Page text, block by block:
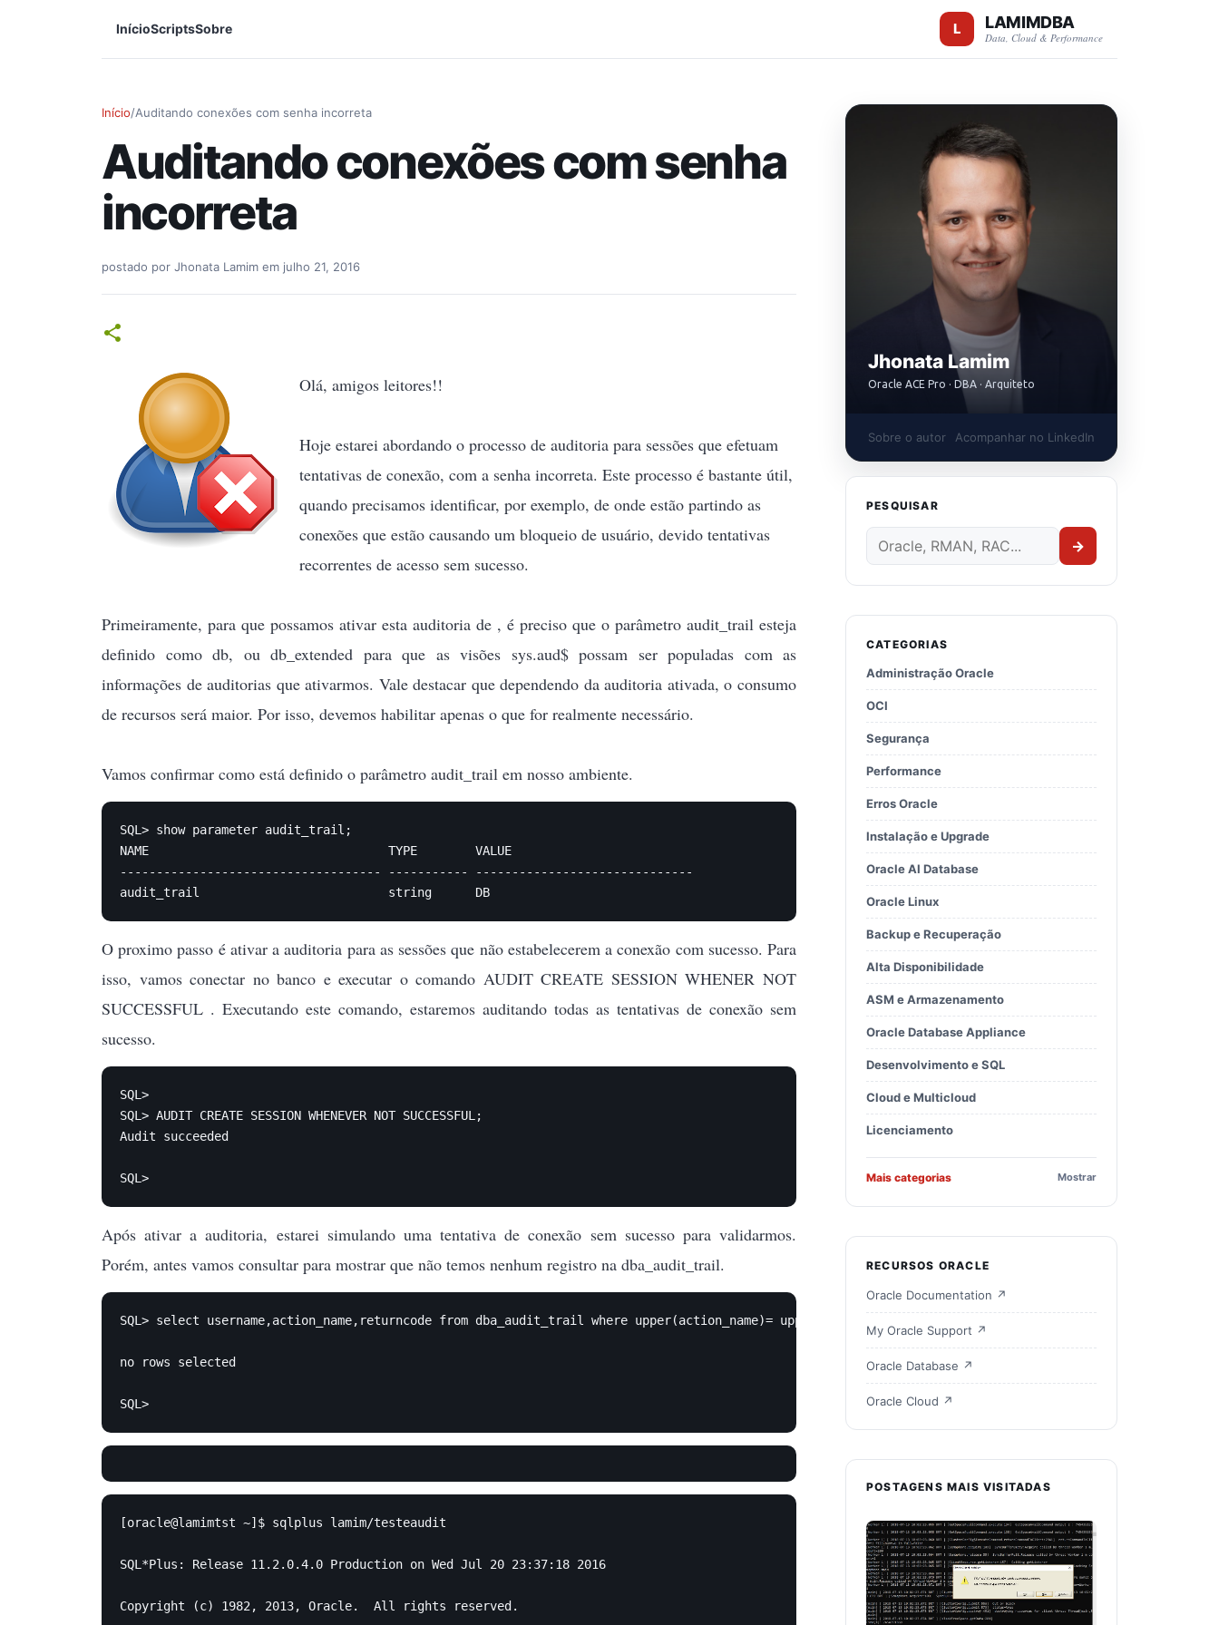
LAMIMDBA
Data, Cloud & Performance
InícioScriptsSobre
Início/Auditando conexões com senha incorreta
Auditando conexões com senha
incorreta
postado por Jhonata Lamim em julho 21, 2016
Olá, amigos leitores!!
Hoje estarei abordando o processo de auditoria para sessões que efetuam
tentativas de conexão, com a senha incorreta. Este processo é bastante útil,
quando precisamos identificar, por exemplo, de onde estão partindo as
conexões que estão causando um bloqueio de usuário, devido tentativas
recorrentes de acesso sem sucesso.
Primeiramente, para que possamos ativar esta auditoria de , é preciso que o parâmetro audit_trail esteja
definido como db, ou db_extended para que as visões sys.aud$ possam ser populadas com as
informações de auditorias que ativarmos. Vale destacar que dependendo da auditoria ativada, o consumo
de recursos será maior. Por isso, devemos habilitar apenas o que for realmente necessário.
Vamos confirmar como está definido o parâmetro audit_trail em nosso ambiente.
SQL> show parameter audit_trail;
NAME                                 TYPE        VALUE
------------------------------------ ----------- ------------------------------
audit_trail                          string      DB
O proximo passo é ativar a auditoria para as sessões que não estabelecerem a conexão com sucesso. Para
isso, vamos conectar no banco e executar o comando AUDIT CREATE SESSION WHENER NOT
SUCCESSFUL . Executando este comando, estaremos auditando todas as tentativas de conexão sem
sucesso.
SQL>
SQL> AUDIT CREATE SESSION WHENEVER NOT SUCCESSFUL;
Audit succeeded
SQL>
Após ativar a auditoria, estarei simulando uma tentativa de conexão sem sucesso para validarmos.
Porém, antes vamos consultar para mostrar que não temos nenhum registro na dba_audit_trail.
SQL> select username,action_name,returncode from dba_audit_trail where upper(action_name)= upper('logon') and returncode <> 0;
no rows selected
SQL>
[oracle@lamimtst ~]$ sqlplus lamim/testeaudit
SQL*Plus: Release 11.2.0.4.0 Production on Wed Jul 20 23:37:18 2016
Copyright (c) 1982, 2013, Oracle.  All rights reserved.
Jhonata Lamim
Oracle ACE Pro · DBA · Arquiteto
Sobre o autor Acompanhar no LinkedIn
PESQUISAR
→
CATEGORIAS
Administração Oracle
OCI
Segurança
Performance
Erros Oracle
Instalação e Upgrade
Oracle AI Database
Oracle Linux
Backup e Recuperação
Alta Disponibilidade
ASM e Armazenamento
Oracle Database Appliance
Desenvolvimento e SQL
Cloud e Multicloud
Licenciamento
Mais categorias Mostrar
RECURSOS ORACLE
Oracle Documentation ↗
My Oracle Support ↗
Oracle Database ↗
Oracle Cloud ↗
POSTAGENS MAIS VISITADAS